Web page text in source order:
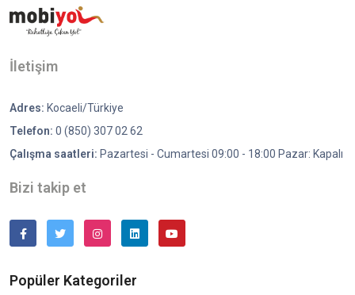
İletişim
Adres: Kocaeli/Türkiye
Telefon: 0 (850) 307 02 62
Çalışma saatleri: Pazartesi - Cumartesi 09:00 - 18:00 Pazar: Kapalı
Bizi takip et
Popüler Kategoriler